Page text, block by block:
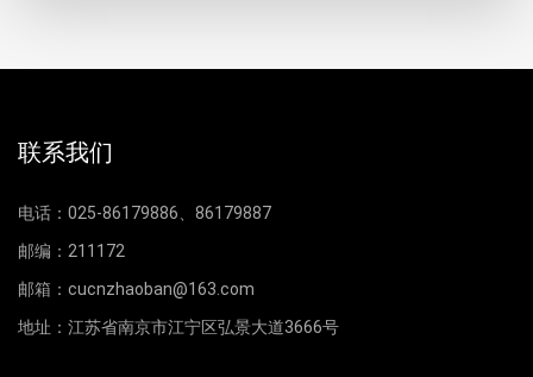
联系我们
电话：025-86179886、86179887
邮编：211172
邮箱：cucnzhaoban@163.com
地址：江苏省南京市江宁区弘景大道3666号